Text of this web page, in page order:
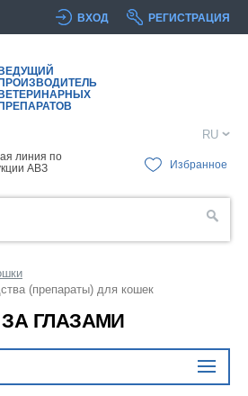
ВХОД РЕГИСТРАЦИЯ
ВЕДУЩИЙ
ПРОИЗВОДИТЕЛЬ
ВЕТЕРИНАРНЫХ
ПРЕПАРАТОВ
линия по
АВЗ
RU
Избранное
(препараты) для кошек
ГЛАЗАМИ